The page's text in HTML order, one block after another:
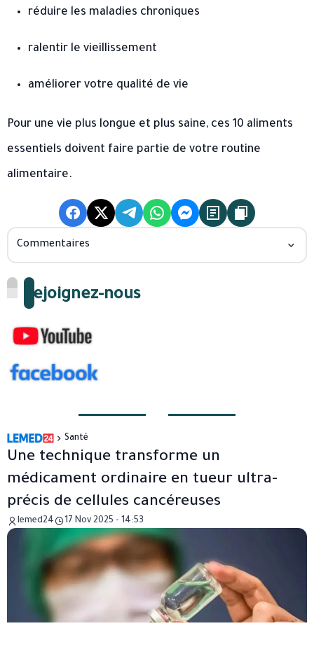
réduire les maladies chroniques
ralentir le vieillissement
améliorer votre qualité de vie
Pour une vie plus longue et plus saine, ces 10 aliments
essentiels doivent faire partie de votre routine
alimentaire.
Commentaires
Rejoignez-nous
Santé
Une technique transforme un
médicament ordinaire en tueur ultra-
précis de cellules cancéreuses
lemed24 17 Nov 2025 - 14:53